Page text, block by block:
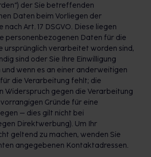
der Sie betreffenden
Daten beim Vorliegen der
nach Art. 17 DSGVO. Diese liegen
personenbezogenen Daten für die
ursprünglich verarbeitet worden sind,
sind oder Sie Ihre Einwilligung
wenn es an einer anderweitigen
die Verarbeitung fehlt; die
Widerspruch gegen die Verarbeitung
Gründe für eine
– dies gilt nicht bei
Direktwerbung). Um Ihr
geltend zu machen, wenden Sie
angegebenen Kontaktadressen.